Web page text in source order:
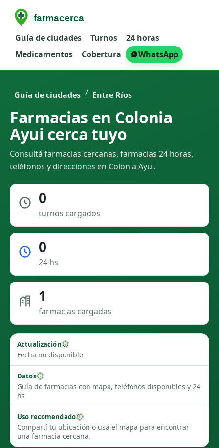
Guía de ciudades Turnos
24 horas
Medicamentos
Cobertura WhatsApp
Guía de ciudades / Entre Ríos
Farmacias en Colonia
Ayui cerca tuyo
Consultá farmacias cercanas, farmacias 24 horas,
teléfonos y direcciones en Colonia Ayui.
0
turnos cargados
0
24 hs
1
farmacias cargadas
Actualización
Fecha no disponible
Datos
Guía de farmacias con mapa, teléfonos disponibles y 24
hs
Uso recomendado
Compartí tu ubicación o usá el mapa para encontrar
una farmacia cercana.